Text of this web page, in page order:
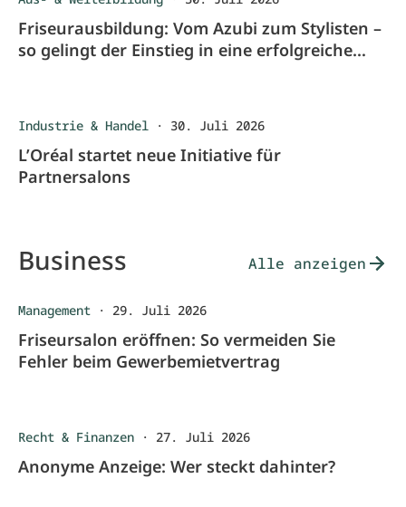
Friseurausbildung: Vom Azubi zum Stylisten –
so gelingt der Einstieg in eine erfolgreiche
Industrie & Handel · 30. Juli 2026
L’Oréal startet neue Initiative für
Partnersalons
Business Alle anzeigen
Management · 29. Juli 2026
Friseursalon eröffnen: So vermeiden Sie
Fehler beim Gewerbemietvertrag
Recht & Finanzen · 27. Juli 2026
Anonyme Anzeige: Wer steckt dahinter?